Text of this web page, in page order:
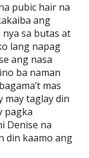
pubic hair na
ang
sa butas at
lang napag
ang nasa
ba naman
mas
may taglay din
pagka
Denise na
din kaamo ang